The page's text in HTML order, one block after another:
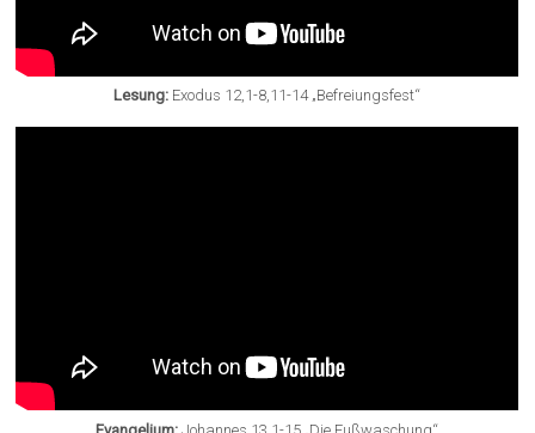
Lesung: Exodus 12,1-8,11-14 „Befreiungsfest“